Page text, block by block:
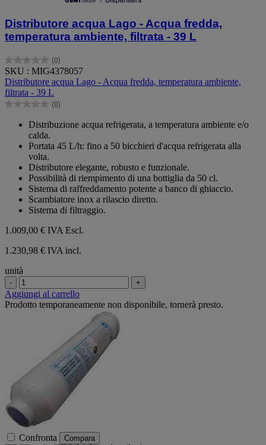
Distributore acqua Lago - Acqua fredda,
temperatura ambiente, filtrata - 39 L
(0)
0.0
su
5
stelle.
SKU : MIG4378057
Distributore acqua Lago - Acqua fredda, temperatura ambiente,
filtrata - 39 L
(0)
0.0
Distribuzione acqua refrigerata, a temperatura ambiente e/o
calda.
Portata 45 L/h: fino a 50 bicchieri d'acqua refrigerata alla
volta.
Distributore elegante, robusto e funzionale.
Possibilità di riempimento di una bottiglia da 50 cl.
Sistema di raffreddamento potente a banco di ghiaccio.
Scambiatore inox a rilascio diretto.
Sistema di filtraggio.
1.009,00 € IVA Escl.
1.230,98 € IVA incl.
unità
- +
Aggiungi al carrello
Prodotto temporaneamente non disponibile, tornerà presto.
Confronta Compara